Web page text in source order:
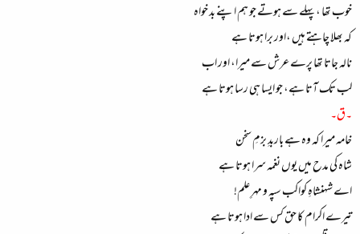
خوب تھا ،پہلے سے ہوتے جو ہم اپنے بد خواہ
کہ بھلا چاہتے ہیں ،اور برا ہوتا ہے
نالہ جاتا تھا پرے عرش سے میرا، اور اب
لب تک آتا ہے، جو ایسا ہی رسا ہوتا ہے
۔ق۔
خامہ میرا کہ وہ ہے باربدِ بزمِ سخن
شاہ کی مدح میں یوں نغمہ سرا ہوتا ہے
اے شہنشاہِ کواکب سپہ و مہرِ علم!
تیرے اکرام کا حق کس سے ادا ہوتا ہے